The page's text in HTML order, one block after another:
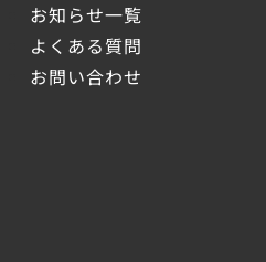
お知らせ一覧
よくある質問
お問い合わせ